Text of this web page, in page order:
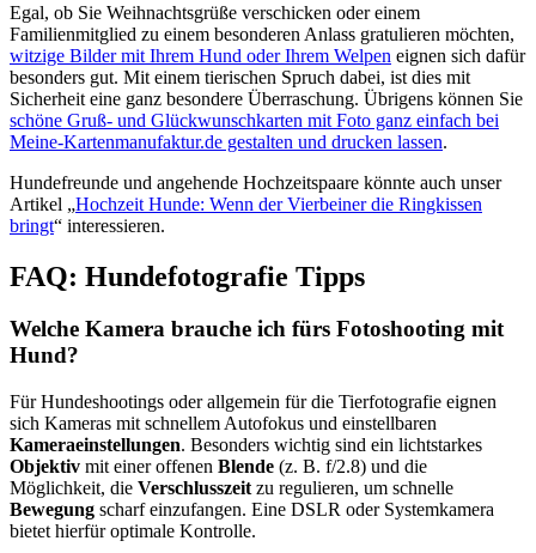
Egal, ob Sie Weihnachtsgrüße verschicken oder einem
Familienmitglied zu einem besonderen Anlass gratulieren möchten,
witzige Bilder mit Ihrem Hund oder Ihrem Welpen eignen sich dafür
besonders gut. Mit einem tierischen Spruch dabei, ist dies mit
Sicherheit eine ganz besondere Überraschung. Übrigens können Sie
schöne Gruß- und Glückwunschkarten mit Foto ganz einfach bei
Meine-Kartenmanufaktur.de gestalten und drucken lassen.
Hundefreunde und angehende Hochzeitspaare könnte auch unser
Artikel „Hochzeit Hunde: Wenn der Vierbeiner die Ringkissen
bringt“ interessieren.
FAQ: Hundefotografie Tipps
Welche Kamera brauche ich fürs Fotoshooting mit
Hund?
Für Hundeshootings oder allgemein für die Tierfotografie eignen
sich Kameras mit schnellem Autofokus und einstellbaren
Kameraeinstellungen. Besonders wichtig sind ein lichtstarkes
Objektiv mit einer offenen Blende (z. B. f/2.8) und die
Möglichkeit, die Verschlusszeit zu regulieren, um schnelle
Bewegung scharf einzufangen. Eine DSLR oder Systemkamera
bietet hierfür optimale Kontrolle.